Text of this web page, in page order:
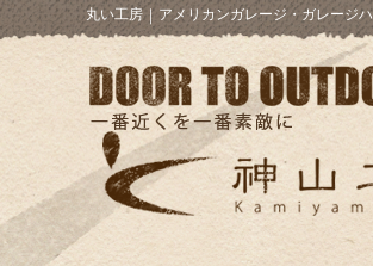
丸い工房｜ アメリカンガレージ・ガレージ